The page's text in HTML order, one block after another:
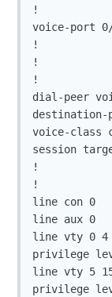
!
voice-port
!
!
!
dial-peer
destination-
voice-class
session
!
!
line con 0
line aux 0
line vty 0 4
privilege
line vty 5
privilege